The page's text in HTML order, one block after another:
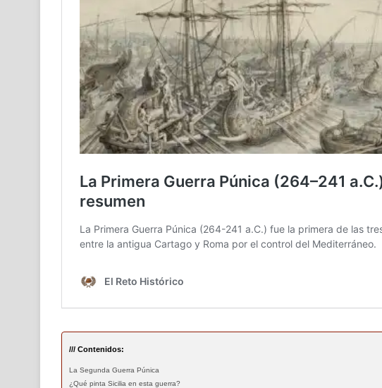
/// Contenidos:
La Segunda Guerra Púnica
¿Qué pinta Sicilia en esta guerra?